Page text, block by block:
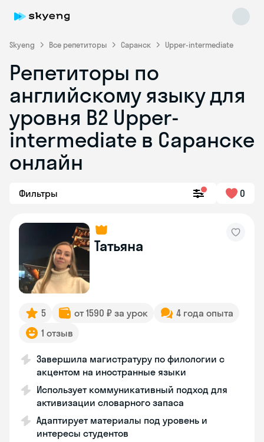
Skyeng Все репетиторы Саранск Upper-intermediate
Репетиторы по
английскому языку для
уровня B2 Upper-
intermediate в Саранске
онлайн
Фильтры 0
Татьяна
5 от 1590 ₽ за урок
4 года опыта
1 отзыв
Завершила магистратуру по филологии с
акцентом на иностранные языки
Использует коммуникативный подход для
активизации словарного запаса
Адаптирует материалы под уровень и
интересы студентов
Skyeng Chat
online